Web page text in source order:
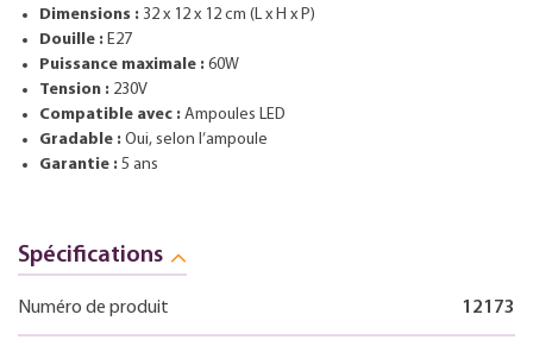
Dimensions : 32 x 12 x 12 cm (L x H x P)
Douille : E27
Puissance maximale : 60W
Tension : 230V
Compatible avec : Ampoules LED
Gradable : Oui, selon l’ampoule
Garantie : 5 ans
Spécifications
Numéro de produit 12173